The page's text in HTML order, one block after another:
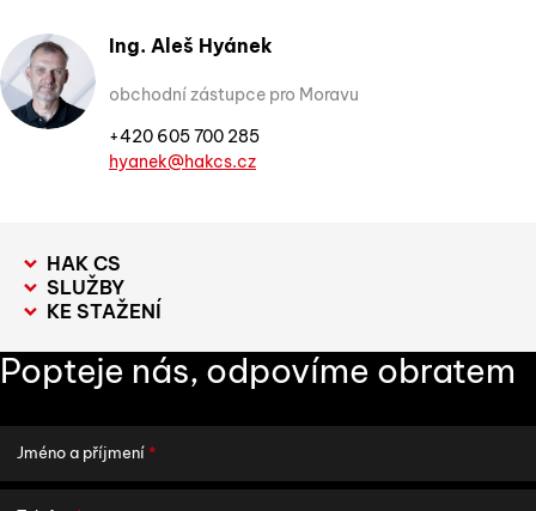
Ing. Aleš Hyánek
obchodní zástupce pro Moravu
+420 605 700 285
hyanek@hakcs.cz
HAK CS
SLUŽBY
KE STAŽENÍ
Popteje nás, odpovíme obratem
Jméno a příjmení*